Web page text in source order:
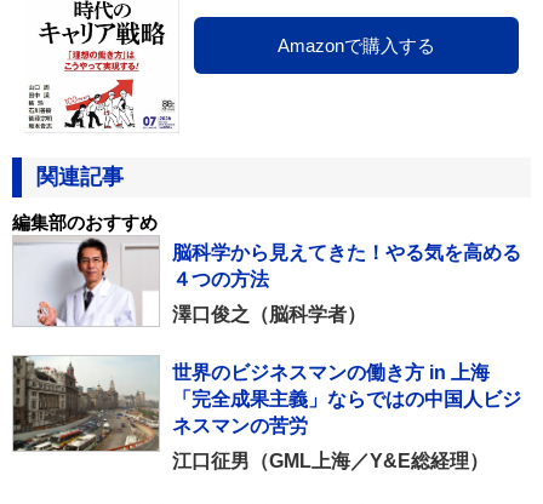
Amazonで購入する
関連記事
編集部のおすすめ
脳科学から見えてきた！やる気を高める
４つの方法
澤口俊之（脳科学者）
世界のビジネスマンの働き方 in 上海
「完全成果主義」ならではの中国人ビジ
ネスマンの苦労
江口征男（GML上海／Y&E総経理）